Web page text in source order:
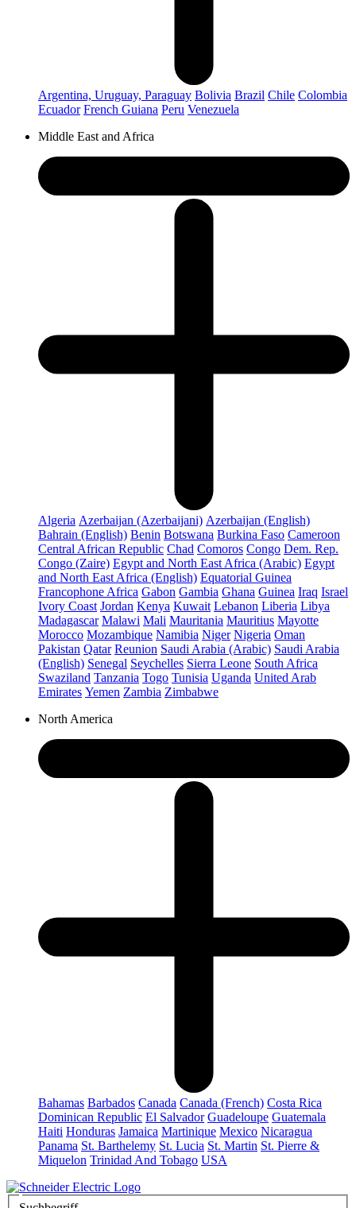
Argentina, Uruguay, Paraguay Bolivia Brazil Chile Colombia
Ecuador French Guiana Peru Venezuela
Middle East and Africa
Algeria Azerbaijan (Azerbaijani) Azerbaijan (English)
Bahrain (English) Benin Botswana Burkina Faso Cameroon
Central African Republic Chad Comoros Congo Dem. Rep.
Congo (Zaire) Egypt and North East Africa (Arabic) Egypt
and North East Africa (English) Equatorial Guinea
Francophone Africa Gabon Gambia Ghana Guinea Iraq Israel
Ivory Coast Jordan Kenya Kuwait Lebanon Liberia Libya
Madagascar Malawi Mali Mauritania Mauritius Mayotte
Morocco Mozambique Namibia Niger Nigeria Oman
Pakistan Qatar Reunion Saudi Arabia (Arabic) Saudi Arabia
(English) Senegal Seychelles Sierra Leone South Africa
Swaziland Tanzania Togo Tunisia Uganda United Arab
Emirates Yemen Zambia Zimbabwe
North America
Bahamas Barbados Canada Canada (French) Costa Rica
Dominican Republic El Salvador Guadeloupe Guatemala
Haiti Honduras Jamaica Martinique Mexico Nicaragua
Panama St. Barthelemy St. Lucia St. Martin St. Pierre &
Miquelon Trinidad And Tobago USA